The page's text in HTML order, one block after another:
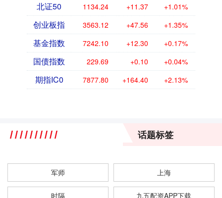
北证50 1134.24 +11.37 +1.01%
创业板指 3563.12 +47.56 +1.35%
基金指数 7242.10 +12.30 +0.17%
国债指数 229.69 +0.10 +0.04%
期指IC0 7877.80 +164.40 +2.13%
话题标签
军师 上海
时隔 九五配资APP下载